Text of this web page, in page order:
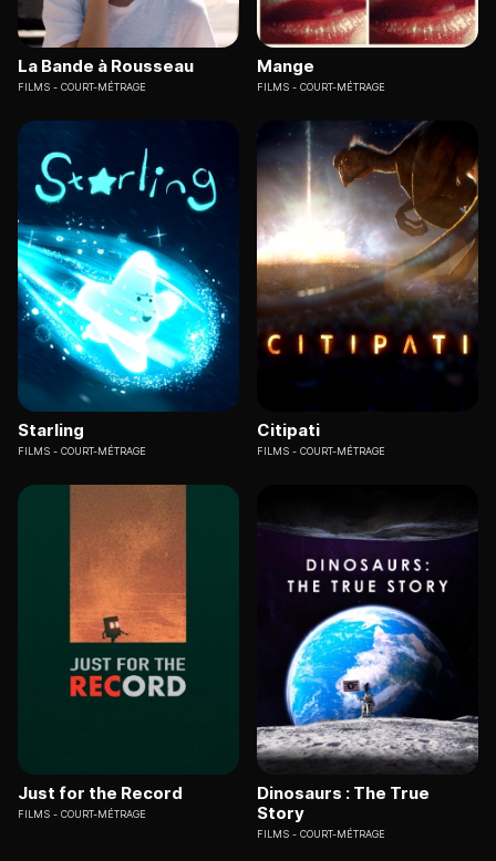
La Bande à Rousseau
FILMS COURT-MÉTRAGE
Mange
FILMS COURT-MÉTRAGE
Starling
FILMS COURT-MÉTRAGE
Citipati
FILMS COURT-MÉTRAGE
Just for the Record
FILMS COURT-MÉTRAGE
Dinosaurs : The True
Story
FILMS COURT-MÉTRAGE